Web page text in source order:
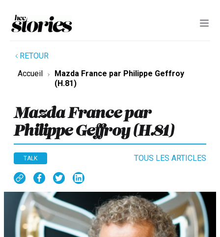
RETOUR
Accueil
Mazda France par Philippe Geffroy
(H.81)
Mazda France par
Philippe Geffroy (H.81)
TALK TOUS LES ARTICLES